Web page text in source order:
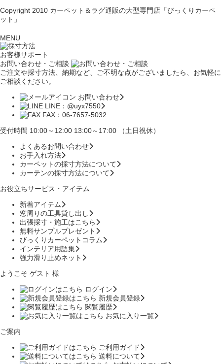
Copyright 2010 カーペット＆ラグ通販の大型専門店「びっくりカーペ
ット」
MENU
お客様サポート
お問い合わせ・ご相談
ご注文や採寸方法、納期など、ご不明な点がございましたら、お気軽に
ご相談ください。
お問い合わせ
LINE：@uyx7550
FAX：06-7657-5032
受付時間 10:00～12:00 13:00～17:00 （土日祝休）
よくあるお問い合わせ
お手入れ方法
カーペットの採寸方法について
カーテンの採寸方法について
お役立ちサービス・アイテム
新着アイテム
窓周りの工具貸し出し
出張採寸・施工はこちら
無料サンプルプレゼント
びっくりカーペットコラム
インテリア用語集
強力滑り止めネット
ようこそ ゲスト 様
ログイン
新規会員登録
閲覧履歴
お気に入り一覧
ご案内
ご利用ガイド
送料について